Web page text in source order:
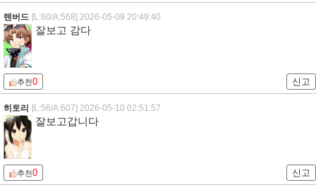
텐버드 [L:60/A:568] 2026-05-09 20:49:40
잘보고 감다
추천0 신고
히토리 [L:56/A:607] 2026-05-10 02:51:57
잘보고갑니다
추천0 신고